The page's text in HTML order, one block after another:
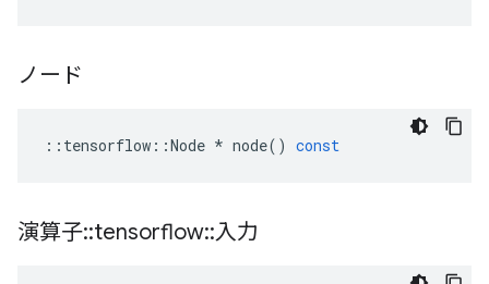
ノード
:: tensorflow ::Node * node() const
演算子::tensorflow::入力